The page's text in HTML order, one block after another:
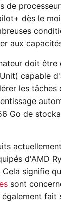
de
dès le
aux
doit être
capable
les tâches
Go de
d'AMD
signifie
sont
fait